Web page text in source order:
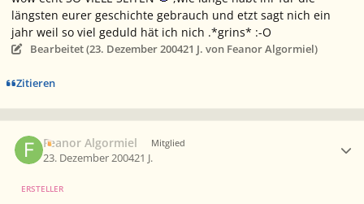
längsten eurer geschichte gebrauch und etzt sagt nich ein
jahr weil so viel geduld hät ich nich .*grins* :-O
Bearbeitet (23. Dezember 200421 J. von Feanor Algormiel)
Zitieren
Feanor Algormiel Mitglied
23. Dezember 200421 J.
ERSTELLER